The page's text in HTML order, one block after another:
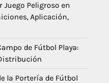
Juego Peligroso en
Aplicación,
de Fútbol Playa:
la Portería de Fútbol